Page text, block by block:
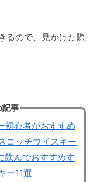
るので、見かけた際
記事
初心者がおすすめ
コッチウイスキー
飲んでおすすめす
ー11選